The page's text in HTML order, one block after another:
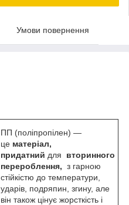
Умови повернення
ПП (поліпропілен) —
це матеріал,
придатний для вторинного
перероблення, з гарною
стійкістю до температури,
ударів, подряпин, згину, але
він також цінує жорсткість і